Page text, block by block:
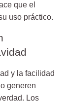
que el
uso práctico.
y la facilidad
generen
Los